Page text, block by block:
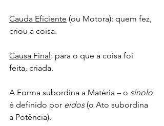
Cauda Eficiente (ou Motora): quem fez,
criou a coisa.
Causa Final: para o que a coisa foi
feita, criada.
A Forma subordina a Matéria – o sínolo
é definido por eidos (o Ato subordina
a Potência).